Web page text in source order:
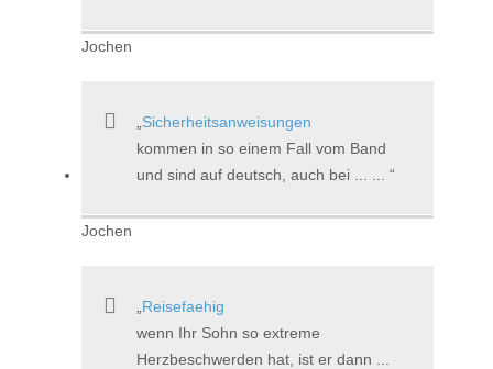
Jochen
Sicherheitsanweisungen
kommen in so einem Fall vom Band
und sind auf deutsch, auch bei ... ...
Jochen
Reisefaehig
wenn Ihr Sohn so extreme
Herzbeschwerden hat, ist er dann ...